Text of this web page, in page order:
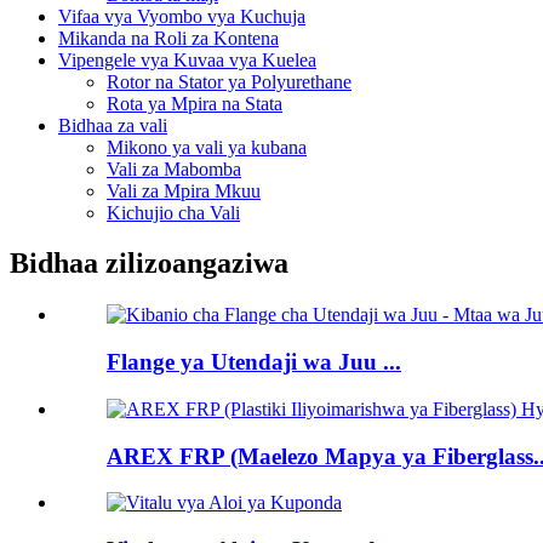
Vifaa vya Vyombo vya Kuchuja
Mikanda na Roli za Kontena
Vipengele vya Kuvaa vya Kuelea
Rotor na Stator ya Polyurethane
Rota ya Mpira na Stata
Bidhaa za vali
Mikono ya vali ya kubana
Vali za Mabomba
Vali za Mpira Mkuu
Kichujio cha Vali
Bidhaa zilizoangaziwa
Flange ya Utendaji wa Juu ...
AREX FRP (Maelezo Mapya ya